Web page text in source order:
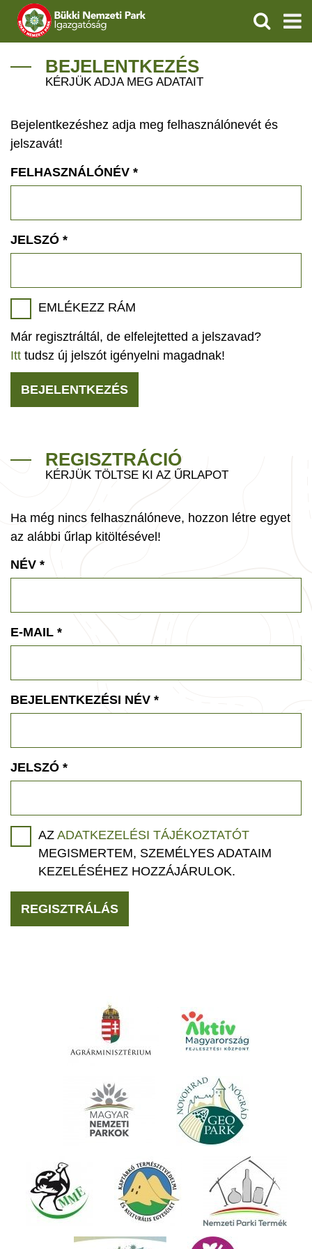
IGAZGATÓSÁG
VÍZVÉDELEM
ÖKOTURIZMUS
GEOPARKOK
KERESÉS
BEJELENTKEZÉS
KÉRJÜK ADJA MEG ADATAIT
Bejelentkezéshez adja meg felhasználónevét és
jelszavát!
FELHASZNÁLÓNÉV *
JELSZÓ *
EMLÉKEZZ RÁM
Már regisztráltál, de elfelejtetted a jelszavad?
Itt tudsz új jelszót igényelni magadnak!
BEJELENTKEZÉS
REGISZTRÁCIÓ
KÉRJÜK TÖLTSE KI AZ ŰRLAPOT
Ha még nincs felhasználóneve, hozzon létre egyet
az alábbi űrlap kitöltésével!
NÉV *
E-MAIL *
BEJELENTKEZÉSI NÉV *
JELSZÓ *
AZ ADATKEZELÉSI TÁJÉKOZTATÓT
MEGISMERTEM, SZEMÉLYES ADATAIM
KEZELÉSÉHEZ HOZZÁJÁRULOK.
REGISZTRÁLÁS